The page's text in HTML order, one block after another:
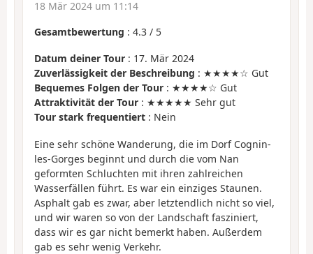
18 Mär 2024 um 11:14
Gesamtbewertung : 4.3 / 5
Datum deiner Tour : 17. Mär 2024
Zuverlässigkeit der Beschreibung : ★★★★☆ Gut
Bequemes Folgen der Tour : ★★★★☆ Gut
Attraktivität der Tour : ★★★★★ Sehr gut
Tour stark frequentiert : Nein
Eine sehr schöne Wanderung, die im Dorf Cognin-
les-Gorges beginnt und durch die vom Nan
geformten Schluchten mit ihren zahlreichen
Wasserfällen führt. Es war ein einziges Staunen.
Asphalt gab es zwar, aber letztendlich nicht so viel,
und wir waren so von der Landschaft fasziniert,
dass wir es gar nicht bemerkt haben. Außerdem
gab es sehr wenig Verkehr.